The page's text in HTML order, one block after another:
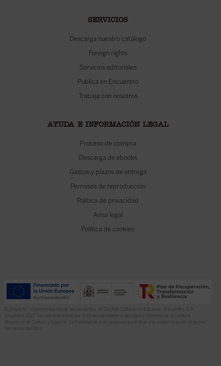
SERVICIOS
Descarga nuestro catálogo
Foreign rights
Servicios editoriales
Publica en Encuentro
Trabaja con nosotros
AYUDA E INFORMACIÓN LEGAL
Proceso de compra
Descarga de ebooks
Gastos y plazos de entrega
Permisos de reproducción
Política de privacidad
Aviso legal
Política de cookies
El proyecto “Implementación de herramientas de Gestión Editorial en Ediciones Encuentro, S.A.
anualidad 2022” ha sido financiado por la Dirección General del Libro y Fomento de la Lectura,
Ministerio de Cultura y Deporte. La finalidad de este apoyo es contribuir a la modernización de pymes
del sector del libro.